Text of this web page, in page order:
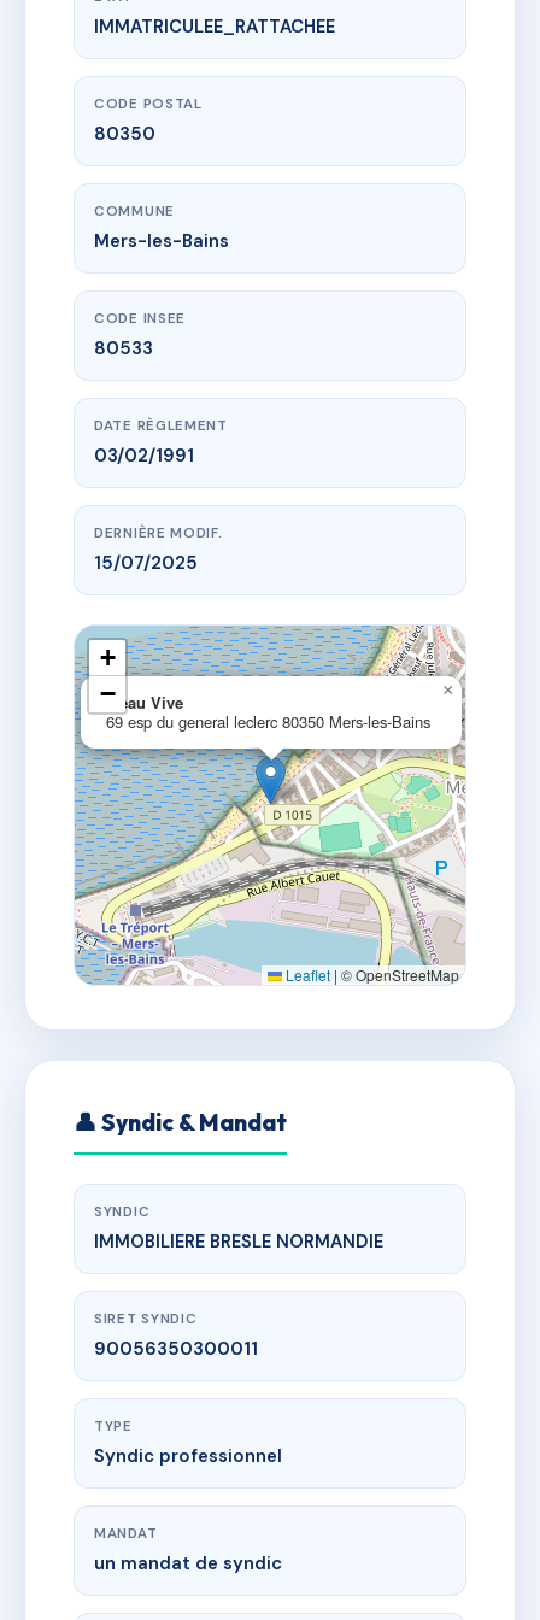
www.vme.plus/AD9604273
L'eau Vive
69 esp du general leclerc
IMMATRICULEE_RATTACHEE
CODE POSTAL
80350
COMMUNE
Mers-les-Bains
CODE INSEE
80533
DATE RÈGLEMENT
03/02/1991
DERNIÈRE MODIF.
15/07/2025
L'eau Vive
69 esp du general leclerc 80350 Mers-les-Bains
×
+
−
Leaflet | © OpenStreetMap
👤 Syndic & Mandat
SYNDIC
IMMOBILIERE BRESLE NORMANDIE
SIRET SYNDIC
90056350300011
TYPE
Syndic professionnel
MANDAT
un mandat de syndic